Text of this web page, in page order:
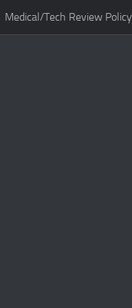
Medical/Tech Review Policy